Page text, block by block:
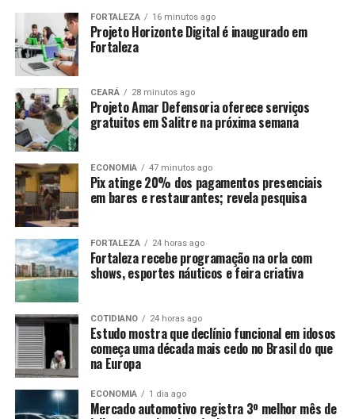
FORTALEZA 16 minutos ago
Projeto Horizonte Digital é inaugurado em
Fortaleza
CEARÁ 28 minutos ago
Projeto Amar Defensoria oferece serviços
gratuitos em Salitre na próxima semana
ECONOMIA 47 minutos ago
Pix atinge 20% dos pagamentos presenciais
em bares e restaurantes; revela pesquisa
FORTALEZA 24 horas ago
Fortaleza recebe programação na orla com
shows, esportes náuticos e feira criativa
COTIDIANO 24 horas ago
Estudo mostra que declínio funcional em idosos
começa uma década mais cedo no Brasil do que
na Europa
ECONOMIA 1 dia ago
Mercado automotivo registra 3º melhor mês de